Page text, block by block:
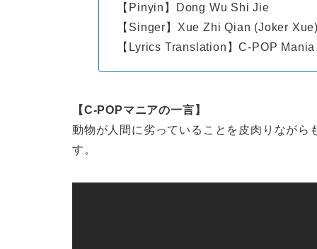
【Pinyin】Dong Wu Shi Jie
【Singer】Xue Zhi Qian (Joker
【Lyrics Translation】C-POP Mania
【C-POPマニアの一言】
動物が人間に劣っていることを皮肉りなが
す。